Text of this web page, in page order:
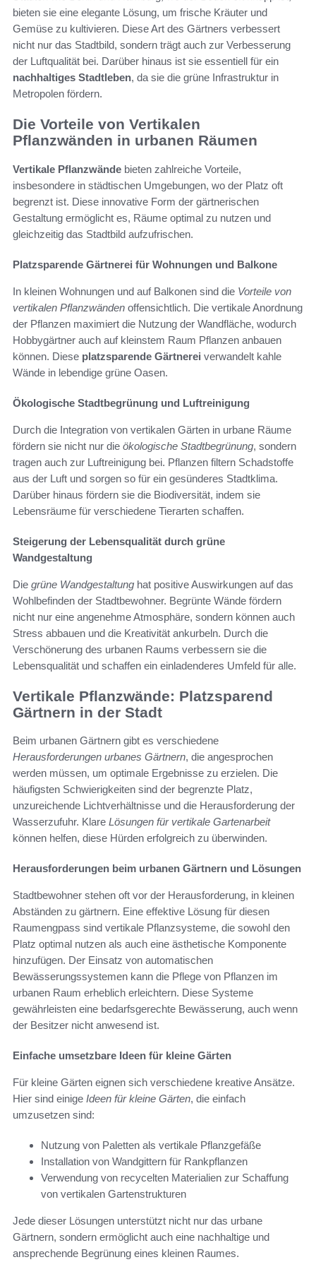
bieten sie eine elegante Lösung, um frische Kräuter und
Gemüse zu kultivieren. Diese Art des Gärtners verbessert
nicht nur das Stadtbild, sondern trägt auch zur Verbesserung
der Luftqualität bei. Darüber hinaus ist sie essentiell für ein
nachhaltiges Stadtleben, da sie die grüne Infrastruktur in
Metropolen fördern.
Die Vorteile von Vertikalen
Pflanzwänden in urbanen Räumen
Vertikale Pflanzwände bieten zahlreiche Vorteile,
insbesondere in städtischen Umgebungen, wo der Platz oft
begrenzt ist. Diese innovative Form der gärtnerischen
Gestaltung ermöglicht es, Räume optimal zu nutzen und
gleichzeitig das Stadtbild aufzufrischen.
Platzsparende Gärtnerei für Wohnungen und Balkone
In kleinen Wohnungen und auf Balkonen sind die Vorteile von
vertikalen Pflanzwänden offensichtlich. Die vertikale Anordnung
der Pflanzen maximiert die Nutzung der Wandfläche, wodurch
Hobbygärtner auch auf kleinstem Raum Pflanzen anbauen
können. Diese platzsparende Gärtnerei verwandelt kahle
Wände in lebendige grüne Oasen.
Ökologische Stadtbegrünung und Luftreinigung
Durch die Integration von vertikalen Gärten in urbane Räume
fördern sie nicht nur die ökologische Stadtbegrünung, sondern
tragen auch zur Luftreinigung bei. Pflanzen filtern Schadstoffe
aus der Luft und sorgen so für ein gesünderes Stadtklima.
Darüber hinaus fördern sie die Biodiversität, indem sie
Lebensräume für verschiedene Tierarten schaffen.
Steigerung der Lebensqualität durch grüne
Wandgestaltung
Die grüne Wandgestaltung hat positive Auswirkungen auf das
Wohlbefinden der Stadtbewohner. Begrünte Wände fördern
nicht nur eine angenehme Atmosphäre, sondern können auch
Stress abbauen und die Kreativität ankurbeln. Durch die
Verschönerung des urbanen Raums verbessern sie die
Lebensqualität und schaffen ein einladenderes Umfeld für alle.
Vertikale Pflanzwände: Platzsparend
Gärtnern in der Stadt
Beim urbanen Gärtnern gibt es verschiedene
Herausforderungen urbanes Gärtnern, die angesprochen
werden müssen, um optimale Ergebnisse zu erzielen. Die
häufigsten Schwierigkeiten sind der begrenzte Platz,
unzureichende Lichtverhältnisse und die Herausforderung der
Wasserzufuhr. Klare Lösungen für vertikale Gartenarbeit
können helfen, diese Hürden erfolgreich zu überwinden.
Herausforderungen beim urbanen Gärtnern und Lösungen
Stadtbewohner stehen oft vor der Herausforderung, in kleinen
Abständen zu gärtnern. Eine effektive Lösung für diesen
Raumengpass sind vertikale Pflanzsysteme, die sowohl den
Platz optimal nutzen als auch eine ästhetische Komponente
hinzufügen. Der Einsatz von automatischen
Bewässerungssystemen kann die Pflege von Pflanzen im
urbanen Raum erheblich erleichtern. Diese Systeme
gewährleisten eine bedarfsgerechte Bewässerung, auch wenn
der Besitzer nicht anwesend ist.
Einfache umsetzbare Ideen für kleine Gärten
Für kleine Gärten eignen sich verschiedene kreative Ansätze.
Hier sind einige Ideen für kleine Gärten, die einfach
umzusetzen sind:
Nutzung von Paletten als vertikale Pflanzgefäße
Installation von Wandgittern für Rankpflanzen
Verwendung von recycelten Materialien zur Schaffung
von vertikalen Gartenstrukturen
Jede dieser Lösungen unterstützt nicht nur das urbane
Gärtnern, sondern ermöglicht auch eine nachhaltige und
ansprechende Begrünung eines kleinen Raumes.